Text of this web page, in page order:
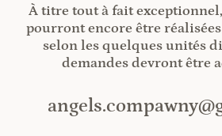
À titre tout à fait
pourront encore être
selon les quelques unités
demandes devront être